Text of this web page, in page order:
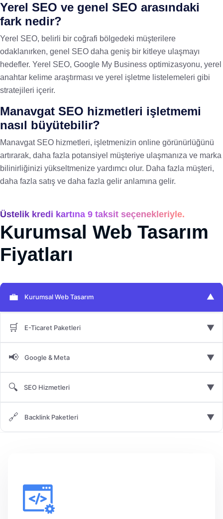
Yerel SEO ve genel SEO arasındaki
fark nedir?
Yerel SEO, belirli bir coğrafi bölgedeki müşterilere
odaklanırken, genel SEO daha geniş bir kitleye ulaşmayı
hedefler. Yerel SEO, Google My Business optimizasyonu, yerel
anahtar kelime araştırması ve yerel işletme listelemeleri gibi
stratejileri içerir.
Manavgat SEO hizmetleri işletmemi
nasıl büyütebilir?
Manavgat SEO hizmetleri, işletmenizin online görünürlüğünü
artırarak, daha fazla potansiyel müşteriye ulaşmanıza ve marka
bilinirliğinizi yükseltmenize yardımcı olur. Daha fazla müşteri,
daha fazla satış ve daha fazla gelir anlamına gelir.
Üstelik kredi kartına 9 taksit seçenekleriyle.
Kurumsal Web Tasarım
Fiyatları
💼 Kurumsal Web Tasarım ▼
🛒 E-Ticaret Paketleri ▼
📢 Google & Meta ▼
🔍 SEO Hizmetleri ▼
🔗 Backlink Paketleri ▼